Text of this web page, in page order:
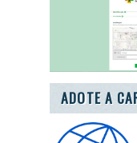
ADOTE O TROÇO DE UM
RIO